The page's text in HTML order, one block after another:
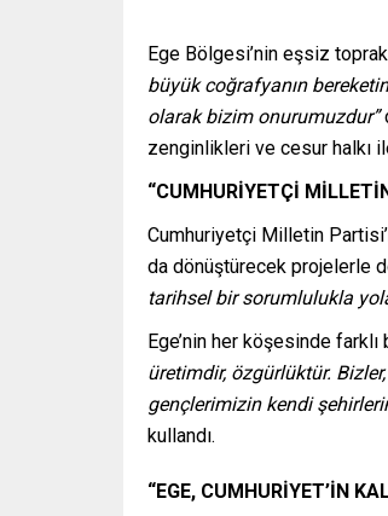
Ege Bölgesi’nin eşsiz
büyük coğrafyanın
olarak bizim onurumuzdur”
zenginlikleri ve cesur halkı
“CUMHURİYETÇİ
Cumhuriyetçi Milletin
da dönüştürecek projelerle
tarihsel bir sorumlulukla
Ege’nin her köşesinde
üretimdir, özgürlüktür.
gençlerimizin kendi
kullandı.
“EGE, CUMHURİYET’İN